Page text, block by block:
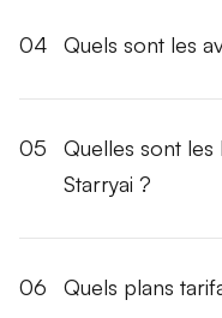
04 Quels sont les
05
Quelles sont les
Starryai ?
06 Quels plans